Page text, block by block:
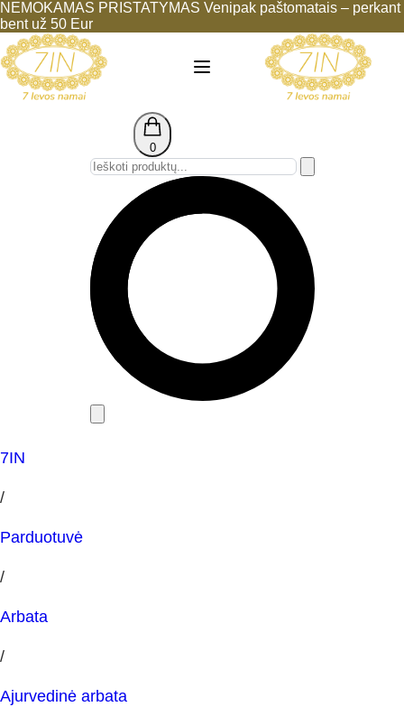
NEMOKAMAS PRISTATYMAS Venipak paštomatais – perkant
bent už 50 Eur
0
7IN
/
Parduotuvė
/
Arbata
/
Ajurvedinė arbata